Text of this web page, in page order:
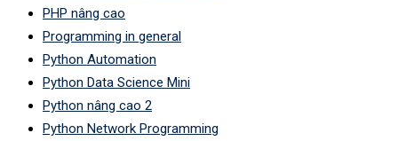
PHP nâng cao
Programming in general
Python Automation
Python Data Science Mini
Python nâng cao 2
Python Network Programming